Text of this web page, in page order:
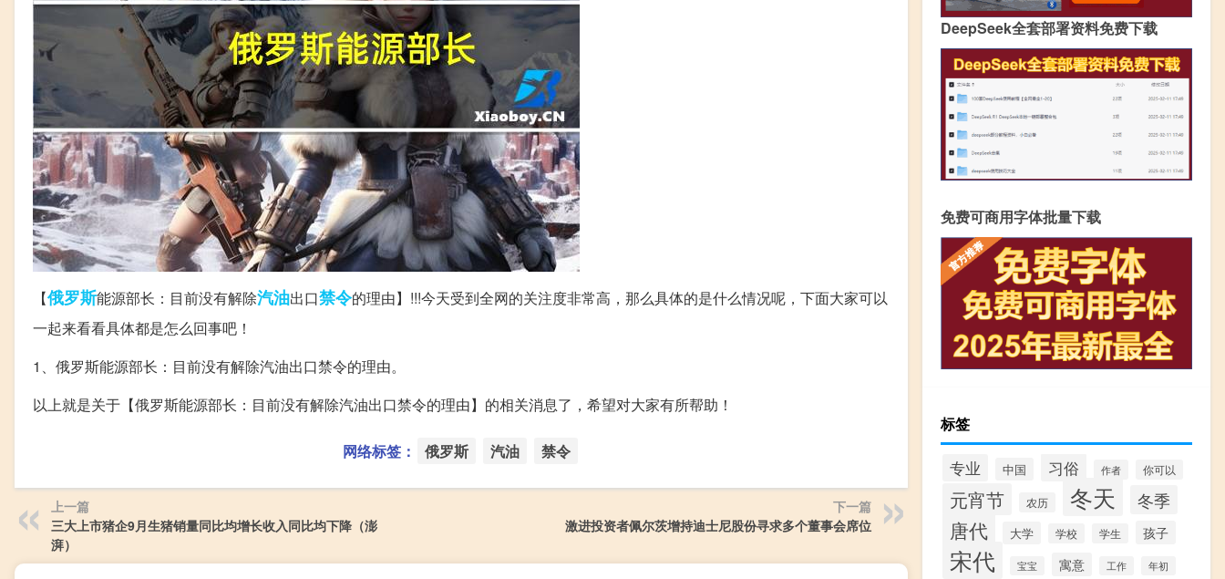
【俄罗斯能源部长：目前没有解除汽油出口禁令的理由】!!!今天受到全网的关注度非常高，那么具体的是什么情况呢，下面大家可以
一起来看看具体都是怎么回事吧！
1、俄罗斯能源部长：目前没有解除汽油出口禁令的理由。
以上就是关于【俄罗斯能源部长：目前没有解除汽油出口禁令的理由】的相关消息了，希望对大家有所帮助！
网络标签： 俄罗斯 汽油 禁令
上一篇
三大上市猪企9月生猪销量同比均增长收入同比均下降（澎
湃）
下一篇
激进投资者佩尔茨增持迪士尼股份寻求多个董事会席位
DeepSeek全套部署资料免费下载
免费可商用字体批量下载
标签
专业 中国 习俗 作者 你可以
元宵节 农历 冬天 冬季
唐代 大学 学校 学生 孩子
宋代 宝宝 寓意 工作 年初